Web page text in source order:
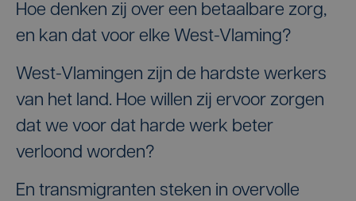
Hoe denken zij over een betaalbare zorg,
en kan dat voor elke West-Vlaming?
West-Vlamingen zijn de hardste werkers
van het land. Hoe willen zij ervoor zorgen
dat we voor dat harde werk beter
verloond worden?
En transmigranten steken in overvolle